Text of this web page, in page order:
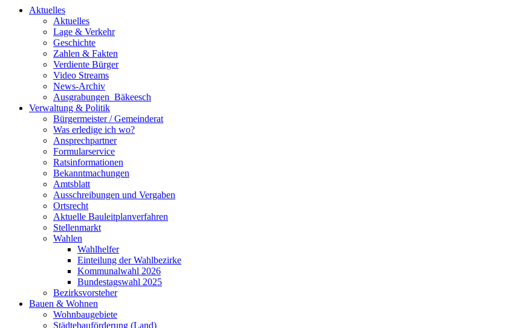
Aktuelles
Aktuelles
Lage & Verkehr
Geschichte
Zahlen & Fakten
Verdiente Bürger
Video Streams
News-Archiv
Ausgrabungen_Bäkeesch
Verwaltung & Politik
Bürgermeister / Gemeinderat
Was erledige ich wo?
Ansprechpartner
Formularservice
Ratsinformationen
Bekanntmachungen
Amtsblatt
Ausschreibungen und Vergaben
Ortsrecht
Aktuelle Bauleitplanverfahren
Stellenmarkt
Wahlen
Wahlhelfer
Einteilung der Wahlbezirke
Kommunalwahl 2026
Bundestagswahl 2025
Bezirksvorsteher
Bauen & Wohnen
Wohnbaugebiete
Städtebauförderung (Land)